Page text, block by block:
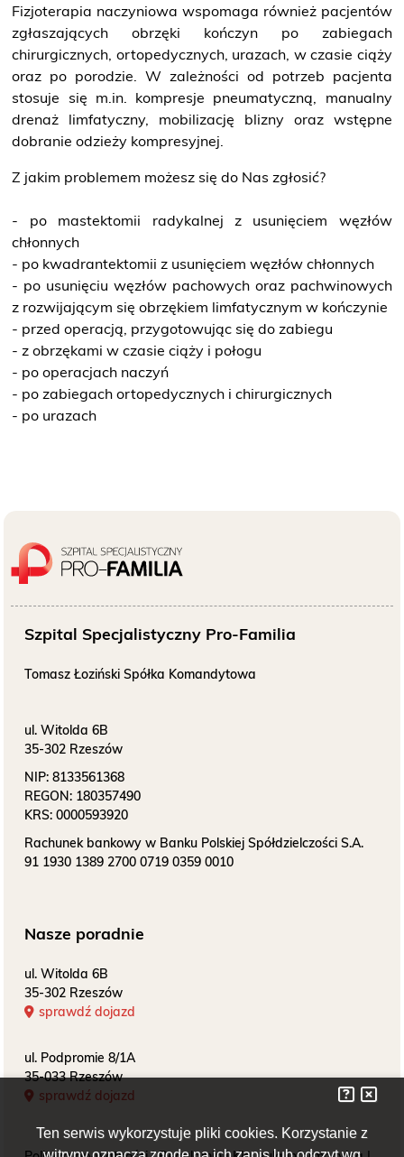
Badania prenatalne
wczesna diagnostyka
Bądź przygotowany
Fizjoterapia naczyniowa wspomaga również pacjentów
zgłaszających obrzęki kończyn po zabiegach
chirurgicznych, ortopedycznych, urazach, w czasie ciąży
oraz po porodzie. W zależności od potrzeb pacjenta
stosuje się m.in. kompresje pneumatyczną, manualny
drenaż limfatyczny, mobilizację blizny oraz wstępne
dobranie odzieży kompresyjnej.
Z jakim problemem możesz się do Nas zgłosić?
- po mastektomii radykalnej z usunięciem węzłów
chłonnych
- po kwadrantektomii z usunięciem węzłów chłonnych
- po usunięciu węzłów pachowych oraz pachwinowych
z rozwijającym się obrzękiem limfatycznym w kończynie
- przed operacją, przygotowując się do zabiegu
- z obrzękami w czasie ciąży i połogu
- po operacjach naczyń
- po zabiegach ortopedycznych i chirurgicznych
- po urazach
Szpital Specjalistyczny Pro-Familia
Tomasz Łoziński Spółka Komandytowa
ul. Witolda 6B
35-302 Rzeszów
NIP: 8133561368
REGON: 180357490
KRS: 0000593920
Rachunek bankowy w Banku Polskiej Spółdzielczości S.A.
91 1930 1389 2700 0719 0359 0010
Nasze poradnie
ul. Witolda 6B
35-302 Rzeszów
sprawdź dojazd
ul. Podpromie 8/1A
35-033 Rzeszów
sprawdź dojazd
Ten serwis wykorzystuje pliki cookies. Korzystanie z